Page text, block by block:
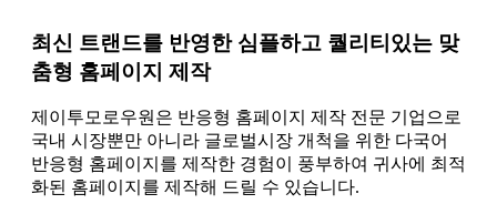
최신 트랜드를 반영한 심플하고 퀄리티있는 맞
춤형 홈페이지 제작
제이투모로우원은 반응형 홈페이지 제작 전문 기업으로
국내 시장뿐만 아니라 글로벌시장 개척을 위한 다국어
반응형 홈페이지를 제작한 경험이 풍부하여 귀사에 최적
화된 홈페이지를 제작해 드릴 수 있습니다.